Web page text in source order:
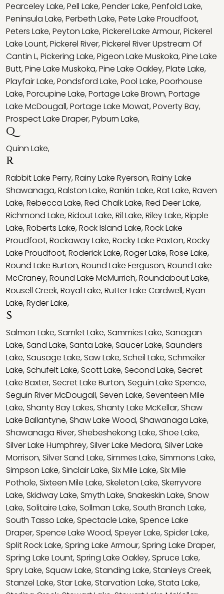
Pearceley Lake,Pell Lake,Pender Lake,Penfold Lake,
Peninsula Lake,Perbeth Lake,Pete Lake Proudfoot,
Peters Lake,Peyton Lake,Pickerel Lake Armour,Pickerel
Lake Lount,Pickerel River,Pickerel River Upstream Of
Cantin L,Pickering Lake,Pigeon Lake Muskoka,Pine Lake
Butt,Pine Lake Muskoka,Pine Lake Oakley,Plate Lake,
Playfair Lake,Pondsford Lake,Pool Lake,Poorhouse
Lake,Porcupine Lake,Portage Lake Brown,Portage
Lake McDougall,Portage Lake Mowat,Poverty Bay,
Prospect Lake Draper,Pyburn Lake,
Q
Quinn Lake,
R
Rabbit Lake Perry,Rainy Lake Ryerson,Rainy Lake
Shawanaga,Ralston Lake,Rankin Lake,Rat Lake,Raven
Lake,Rebecca Lake,Red Chalk Lake,Red Deer Lake,
Richmond Lake,Ridout Lake,Ril Lake,Riley Lake,Ripple
Lake,Roberts Lake,Rock Island Lake,Rock Lake
Proudfoot,Rockaway Lake,Rocky Lake Paxton,Rocky
Lake Proudfoot,Roderick Lake,Roger Lake,Rose Lake,
Round Lake Burton,Round Lake Ferguson,Round Lake
McCraney,Round Lake McMurrich,Roundabout Lake,
Rousell Creek,Royal Lake,Rutter Lake Cardwell,Ryan
Lake,Ryder Lake,
S
Salmon Lake,Samlet Lake,Sammies Lake,Sanagan
Lake,Sand Lake,Santa Lake,Saucer Lake,Saunders
Lake,Sausage Lake,Saw Lake,Scheil Lake,Schmeiler
Lake,Schufelt Lake,Scott Lake,Second Lake,Secret
Lake Baxter,Secret Lake Burton,Seguin Lake Spence,
Seguin River McDougall,Seven Lake,Seventeen Mile
Lake,Shanty Bay Lakes,Shanty Lake McKellar,Shaw
Lake Ballantyne,Shaw Lake Wood,Shawanaga Lake,
Shawanaga River,Shebeshekong Lake,Shoe Lake,
Silver Lake Humphrey,Silver Lake Medora,Silver Lake
Morrison,Silver Sand Lake,Simmes Lake,Simmons Lake,
Simpson Lake,Sinclair Lake,Six Mile Lake,Six Mile
Pothole,Sixteen Mile Lake,Skeleton Lake,Skerryvore
Lake,Skidway Lake,Smyth Lake,Snakeskin Lake,Snow
Lake,Solitaire Lake,Sollman Lake,South Branch Lake,
South Tasso Lake,Spectacle Lake,Spence Lake
Draper,Spence Lake Wood,Speyer Lake,Spider Lake,
Split Rock Lake,Spring Lake Armour,Spring Lake Draper,
Spring Lake Lount,Spring Lake Oakley,Spruce Lake,
Spry Lake,Squaw Lake,Standing Lake,Stanleys Creek,
Stanzel Lake,Star Lake,Starvation Lake,Stata Lake,